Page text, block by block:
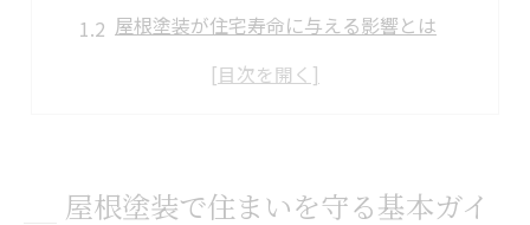
屋根塗装が住宅寿命に与える影響とは
屋根塗装で防げる劣化とトラブル事例
屋根塗装で住まいを守る基本ガイ